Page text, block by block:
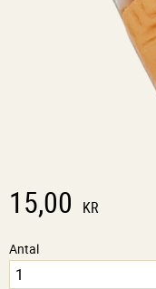
15,00 KR
Antal